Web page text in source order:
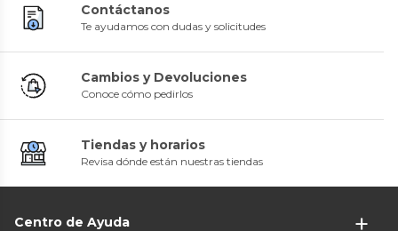
Contáctanos
Te ayudamos con dudas y solicitudes
Cambios y Devoluciones
Conoce cómo pedirlos
Tiendas y horarios
Revisa dónde están nuestras tiendas
Centro de Ayuda